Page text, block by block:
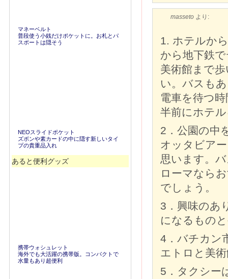
masseto より:
1. ホテルか
から地下鉄
美術館まで
い。バスも
電車を待つ
半前にホテ
2．公園の中
オッタビア
思います。
ローマなら
でしょう。
3．興味のあ
になるもの
4．バチカン
エトロと美
5．タクシー
マネーベルト
普段使う小銭だけポケットに。お札とパ
スポートは隠そう
NEOスライドポケット
ズボンや素カードの中に隠す新しいタイ
プの貴重品入れ
あると便利グッズ
携帯ウォシュレット
海外でも大活躍の携帯版。コンパクトで
水量もあり超便利